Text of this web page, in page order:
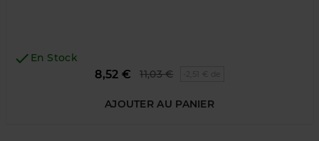
 En Stock
8,52 € 11,03 €
base
-2,51 € de
AJOUTER AU PANIER